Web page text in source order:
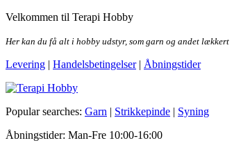
Skip
the
Velkommen til Terapi Hobby
Her kan du få alt i hobby udstyr, som garn og andet lækkert
Levering | Handelsbetingelser| Åbningstider
Terapi Hobby
Popular searches: Garn | Strikkepinde | Syning
Åbningstider: Man-Fre 10:00-16:00